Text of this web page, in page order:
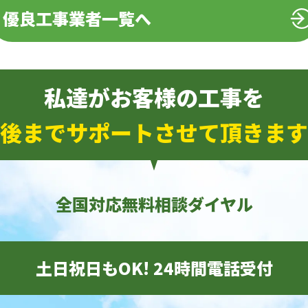
優良工事業者一覧へ
私達がお客様の工事を
までサポートさせて頂きま
全国対応無料相談ダイヤル
土日祝日もOK! 24時間電話受付